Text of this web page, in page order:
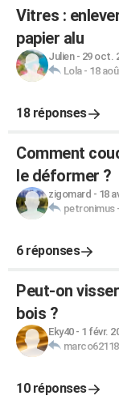
Vitres :
papier alu
Julien- 29 oct.
Lola- 18
18 réponses
Comment
le déformer ?
zigomard - 18
petronimus-
6 réponses
Peut-on
bois ?
Eky40- 1 févr.
marco62118
10 réponses